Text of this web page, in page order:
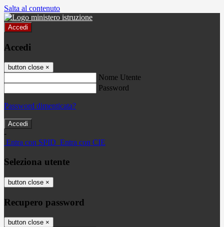
Salta al contenuto
Accedi
Accedi
button close ×
Nome Utente
Password
Password dimenticata?
-
Entra con SPID Entra con CIE
Seleziona utente
button close ×
Recupero password
button close ×